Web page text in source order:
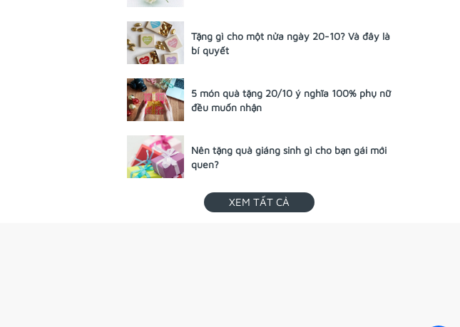
Tặng gì cho một nửa ngày 20-10? Và đây là
bí quyết
5 món quà tặng 20/10 ý nghĩa 100% phụ nữ
đều muốn nhận
Nên tặng quà giáng sinh gì cho bạn gái mới
quen?
XEM TẤT CẢ